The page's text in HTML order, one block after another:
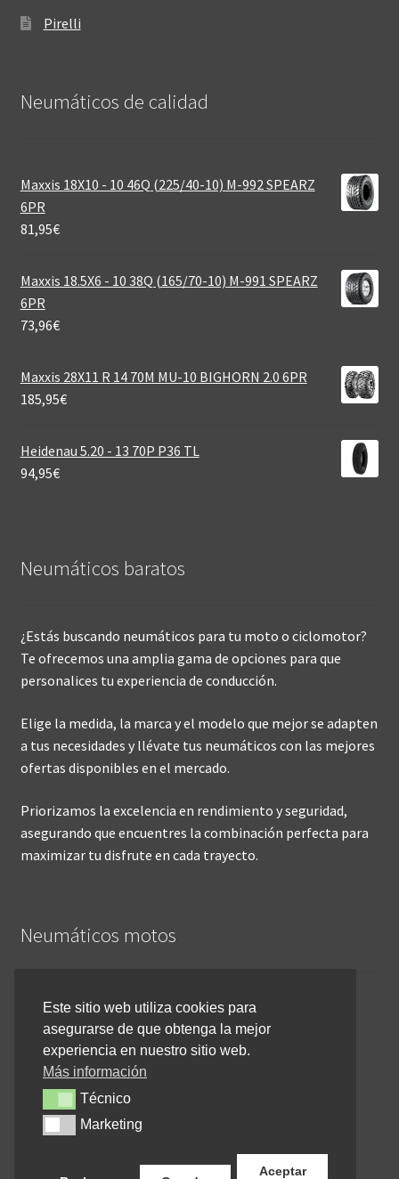
Pirelli
Neumáticos de calidad‎
Maxxis 18X10 - 10 46Q (225/40-10) M-992 SPEARZ
6PR
81,95€
Maxxis 18.5X6 - 10 38Q (165/70-10) M-991 SPEARZ
6PR
73,96€
Maxxis 28X11 R 14 70M MU-10 BIGHORN 2.0 6PR
185,95€
Heidenau 5.20 - 13 70P P36 TL
94,95€
Neumáticos baratos
¿Estás buscando neumáticos para tu moto o ciclomotor?
Te ofrecemos una amplia gama de opciones para que
personalices tu experiencia de conducción.
Elige la medida, la marca y el modelo que mejor se adapten
a tus necesidades y llévate tus neumáticos con las mejores
ofertas disponibles en el mercado.
Priorizamos la excelencia en rendimiento y seguridad,
asegurando que encuentres la combinación perfecta para
maximizar tu disfrute en cada trayecto.
Neumáticos motos
Inicio
Cómo comprar online
Devoluciones y reembolsos
Cancelar pedido
Contacto
Este sitio web utiliza cookies para
asegurarse de que obtenga la mejor
experiencia en nuestro sitio web.
Más información
TécnicoTécnico
MarketingMarketing
Aceptar